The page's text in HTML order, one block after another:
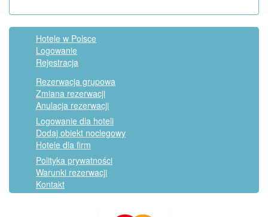
Hotele w Polsce
Logowanie
Rejestracja
Rezerwacja grupowa
Zmiana rezerwacji
Anulacja rezerwacji
Logowanie dla hoteli
Dodaj obiekt noclegowy
Hotele dla firm
Polityka prywatności
Warunki rezerwacji
Kontakt